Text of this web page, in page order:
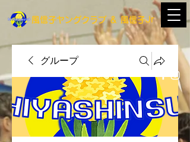
​風信子ヤングクラブ＆ ​風信子Jr
グループ